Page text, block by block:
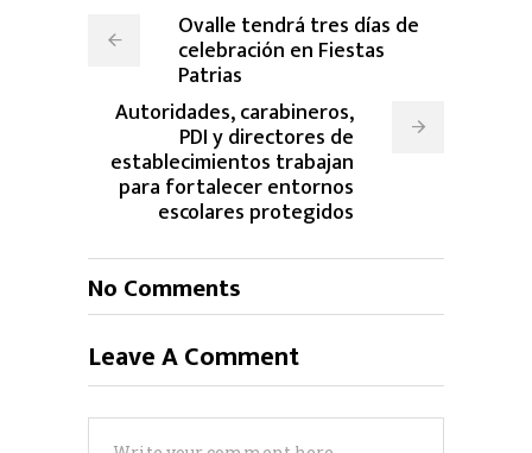
Ovalle tendrá tres días de
celebración en Fiestas
Patrias
Autoridades, carabineros,
PDI y directores de
establecimientos trabajan
para fortalecer entornos
escolares protegidos
No Comments
Leave A Comment